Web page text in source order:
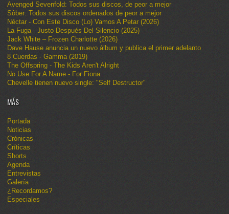
Avenged Sevenfold: Todos sus discos, de peor a mejor
Sôber: Todos sus discos ordenados de peor a mejor
Néctar - Con Este Disco (Lo) Vamos A Petar (2026)
La Fuga - Justo Después Del Silencio (2025)
Jack White – Frozen Charlotte (2026)
Dave Hause anuncia un nuevo álbum y publica el primer adelanto
8 Cuerdas - Gamma (2019)
The Offspring - The Kids Aren't Alright
No Use For A Name - For Fiona
Chevelle tienen nuevo single: "Self Destructor"
MÁS
Portada
Noticias
Crónicas
Críticas
Shorts
Agenda
Entrevistas
Galería
¿Recordamos?
Especiales